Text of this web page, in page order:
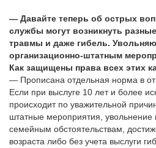
— Давайте теперь об острых
службы могут возникнуть
травмы и даже гибель.
организационно-штатным
Как защищены права всех этих
— Прописана отдельная норма в
Если при выслуге 10 лет и более
происходит по уважительной
штатные мероприятия, увольнение
семейным обстоятельствам,
возраста либо без учета выслуги